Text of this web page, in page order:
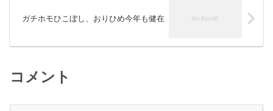
ガチホモひこぼし、おりひめ今年も健在
コメント